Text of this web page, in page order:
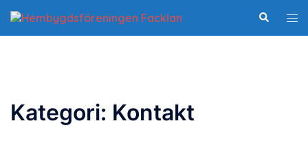
till
innehåll
Sök
Slå
Kategori: Kontakt